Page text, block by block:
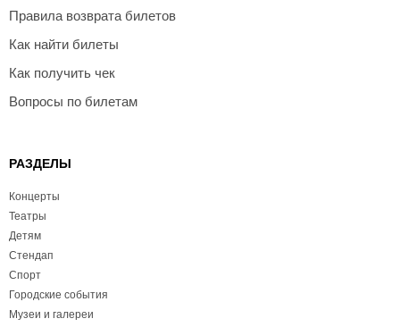
Правила возврата билетов
Как найти билеты
Как получить чек
Вопросы по билетам
РАЗДЕЛЫ
Концерты
Театры
Детям
Стендап
Спорт
Городские события
Музеи и галереи